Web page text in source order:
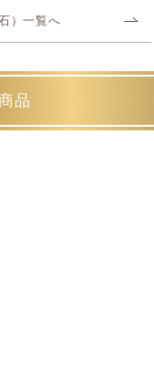
）一覧へ
品